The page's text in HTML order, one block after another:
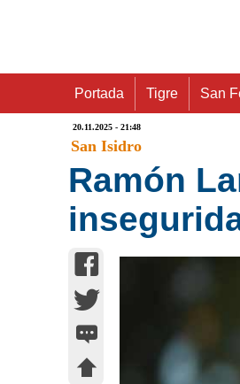
Portada Tigre San
20.11.2025 - 21:48
San Isidro
Ramón